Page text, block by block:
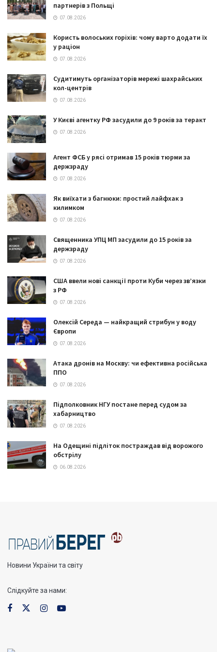
партнерів з Польщі
07.08.2026
Користь волоських горіхів: чому варто додати їх
у раціон
07.08.2026
Судитимуть організаторів мережі шахрайських
кол-центрів
07.08.2026
У Києві агентку РФ засудили до 9 років за теракт
07.08.2026
Агент ФСБ у рясі отримав 15 років тюрми за
держзраду
07.08.2026
Як виїхати з багнюки: простий лайфхак з
килимком
07.08.2026
Священника УПЦ МП засудили до 15 років за
держзраду
07.08.2026
США ввели нові санкції проти Куби через зв’язки
з РФ
07.08.2026
Олексій Середа — найкращий стрибун у воду
Європи
07.08.2026
Атака дронів на Москву: чи ефективна російська
ППО
07.08.2026
Підполковник НГУ постане перед судом за
хабарництво
07.08.2026
На Одещині підліток постраждав від ворожого
обстрілу
06.08.2026
Новини України та світу
Слідкуйте за нами: